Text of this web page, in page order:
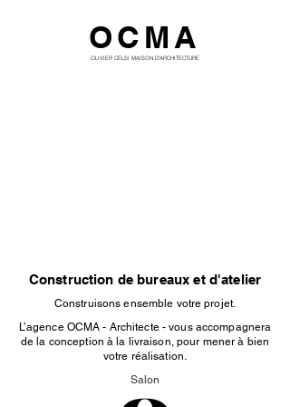
OCMA
OLIVIER CELSI MAISON D'ARCHITECTURE
Construction de bureaux et d'atelier
Construisons ensemble votre projet.
L’agence OCMA - Architecte - vous accompagnera
de la conception à la livraison, pour mener à bien
votre réalisation.
Salon